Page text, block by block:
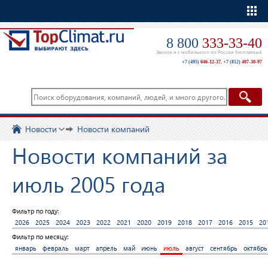
8 800 333-33-40
Звонок и с мобильного по России бесплатный
+7 (495) 646-12-37, +7 (812) 407-30-97
Новости Новости компаний
Новости компаний за
июль 2005 года
Фильтр по году:
2026
2025 2024 2023 2022 2021 2020 2019 2018 2017 2016 2015
Фильтр по месяцу:
январь
февраль март апрель май июнь июль август сентябрь октябрь